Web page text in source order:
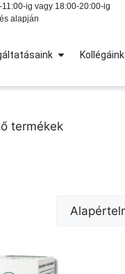
ig vagy 18:00-20:00-ig
alapján
Kollégáink
termékek